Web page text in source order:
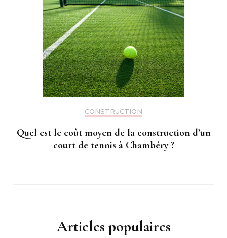
CONSTRUCTION
Quel est le coût moyen de la construction d’un
court de tennis à Chambéry ?
Articles populaires